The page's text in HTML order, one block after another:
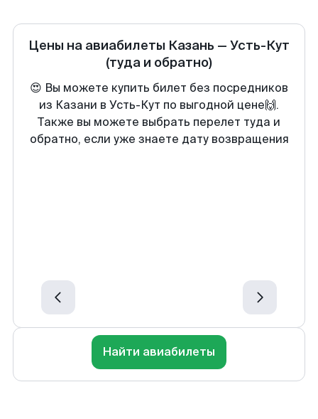
Цены на авиабилеты Казань — Усть-Кут
(туда и обратно)
😍 Вы можете купить билет без посредников
из Казани в Усть-Кут по выгодной цене🙌.
Также вы можете выбрать перелет туда и
обратно, если уже знаете дату возвращения
Найти авиабилеты